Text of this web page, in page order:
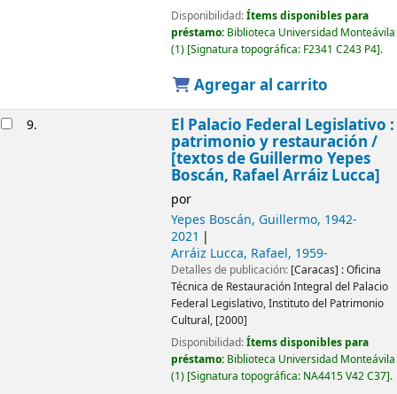
Disponibilidad:Ítems disponibles para
préstamo: Biblioteca Universidad Monteávila
(1) Signatura topográfica: F2341 C243 P4 .
Agregar al carrito
9. El Palacio Federal Legislativo :
patrimonio y restauración /
[textos de Guillermo Yepes
Boscán, Rafael Arráiz Lucca]
por
Yepes Boscán, Guillermo, 1942-
2021
Arráiz Lucca, Rafael, 1959-
Detalles de publicación: [Caracas] :Oficina
Técnica de Restauración Integral del Palacio
Federal Legislativo, Instituto del Patrimonio
Cultural, [2000]
Disponibilidad:Ítems disponibles para
préstamo: Biblioteca Universidad Monteávila
(1) Signatura topográfica: NA4415 V42 C37 .